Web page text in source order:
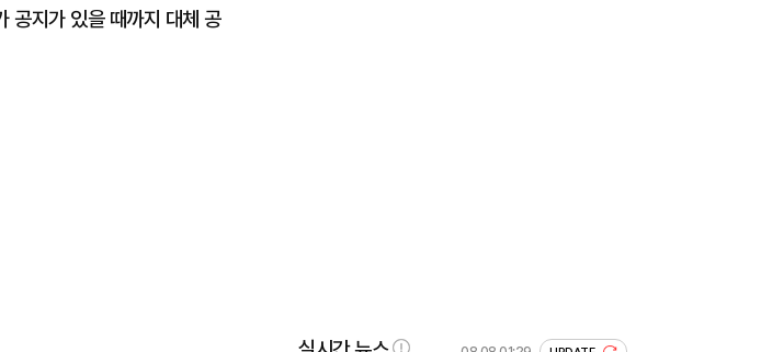
공지가 있을 때까지 대체 공